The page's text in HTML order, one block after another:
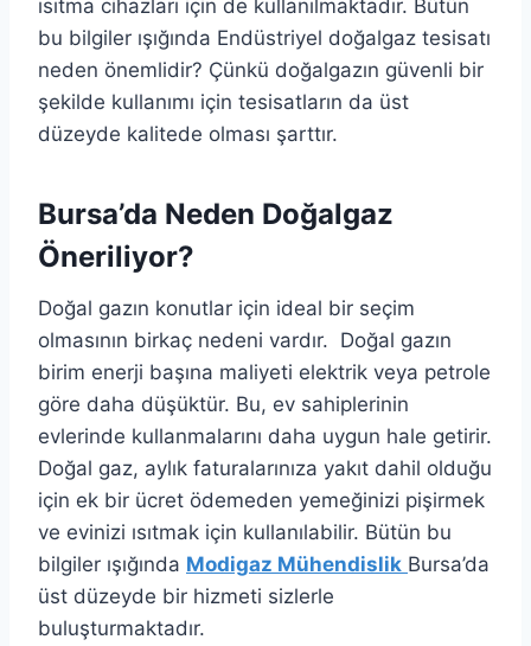
ısıtma cihazları için de kullanılmaktadır. Bütün
bu bilgiler ışığında Endüstriyel doğalgaz tesisatı
neden önemlidir? Çünkü doğalgazın güvenli bir
şekilde kullanımı için tesisatların da üst
düzeyde kalitede olması şarttır.
Bursa’da Neden Doğalgaz
Öneriliyor?
Doğal gazın konutlar için ideal bir seçim
olmasının birkaç nedeni vardır. Doğal gazın
birim enerji başına maliyeti elektrik veya petrole
göre daha düşüktür. Bu, ev sahiplerinin
evlerinde kullanmalarını daha uygun hale getirir.
Doğal gaz, aylık faturalarınıza yakıt dahil olduğu
için ek bir ücret ödemeden yemeğinizi pişirmek
ve evinizi ısıtmak için kullanılabilir. Bütün bu
bilgiler ışığında Modigaz Mühendislik Bursa’da
üst düzeyde bir hizmeti sizlerle
buluşturmaktadır.